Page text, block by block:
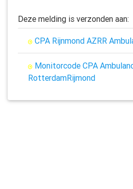
Deze melding is verzonden aan:
CPA Rijnmond AZRR
Monitorcode CPA
RotterdamRijmond